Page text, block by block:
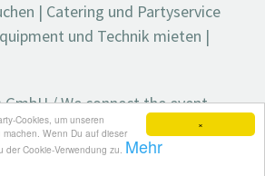
×
Cookies, um unseren
Wenn Du auf dieser
der Cookie-Verwendung zu. Mehr
| Catering und Partyservice
und Technik mieten |
/ We connect the event
für die Eventplanung /
Blog, Magazin und mehr